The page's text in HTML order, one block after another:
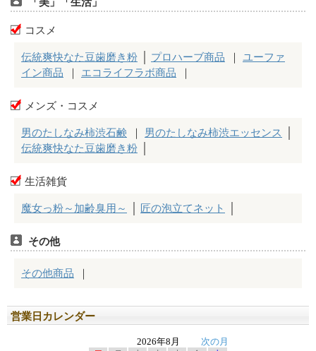
営業日カレンダー